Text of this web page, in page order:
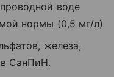
воде
нормы (0,5 мг/л)
железа,
СанПиН.